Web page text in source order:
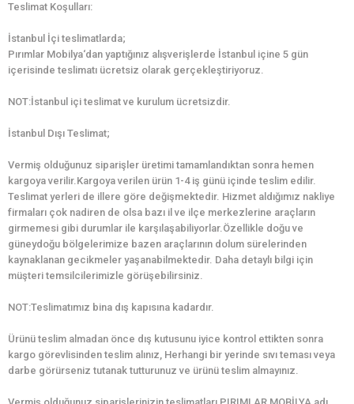
Teslimat Koşulları:
İstanbul İçi teslimatlarda;
Pırımlar Mobilya‘dan yaptığınız alışverişlerde İstanbul içine 5 gün
içerisinde teslimatı ücretsiz olarak gerçekleştiriyoruz.
NOT:İstanbul içi teslimat ve kurulum ücretsizdir.
İstanbul Dışı Teslimat;
Vermiş olduğunuz siparişler üretimi tamamlandıktan sonra hemen
kargoya verilir.Kargoya verilen ürün 1-4 iş günü içinde teslim edilir.
Teslimat yerleri de illere göre değişmektedir. Hizmet aldığımız nakliye
firmaları çok nadiren de olsa bazı il ve ilçe merkezlerine araçların
girmemesi gibi durumlar ile karşılaşabiliyorlar.Özellikle doğu ve
güneydoğu bölgelerimize bazen araçlarının dolum sürelerinden
kaynaklanan gecikmeler yaşanabilmektedir. Daha detaylı bilgi için
müşteri temsilcilerimizle görüşebilirsiniz.
NOT:Teslimatımız bina dış kapısına kadardır.
Ürünü teslim almadan önce dış kutusunu iyice kontrol ettikten sonra
kargo görevlisinden teslim alınız, Herhangi bir yerinde sıvı teması veya
darbe görürseniz tutanak tutturunuz ve ürünü teslim almayınız.